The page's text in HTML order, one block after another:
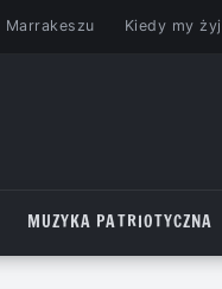
Marrakeszu Kiedy my
MUZYKA PATRIOTYCZNA